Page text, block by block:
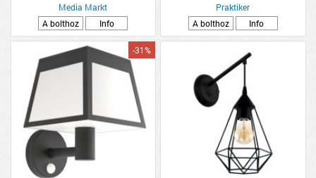
Media Markt
A bolthoz
Info
Praktiker
A bolthoz
Info
-31%